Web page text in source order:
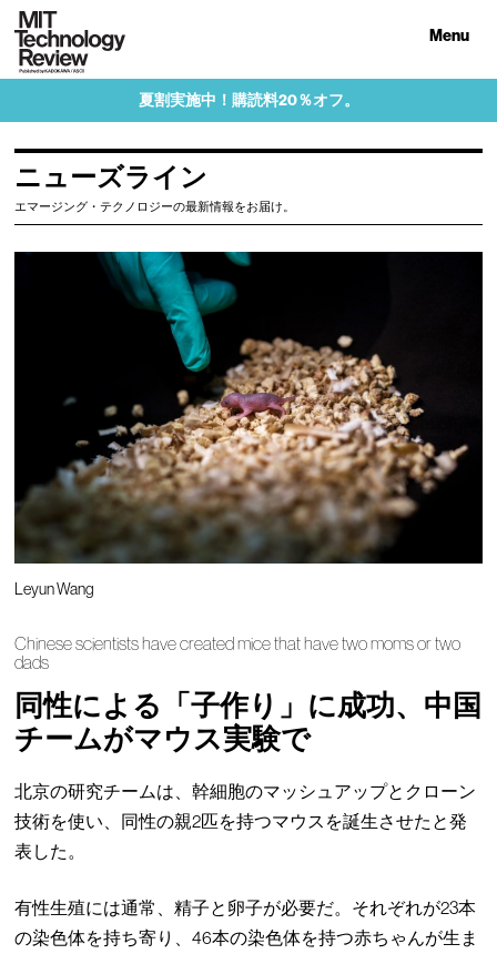
Menu
夏割実施中！購読料20％オフ。
ニューズライン
エマージング・テクノロジーの最新情報をお届け。
Leyun Wang
Chinese scientists have created mice that have two moms or two
dads
同性による「子作り」に成功、中国
チームがマウス実験で
北京の研究チームは、幹細胞のマッシュアップとクローン
技術を使い、同性の親2匹を持つマウスを誕生させたと発
表した。
有性生殖には通常、精子と卵子が必要だ。それぞれが23本
の染色体を持ち寄り、46本の染色体を持つ赤ちゃんが生ま